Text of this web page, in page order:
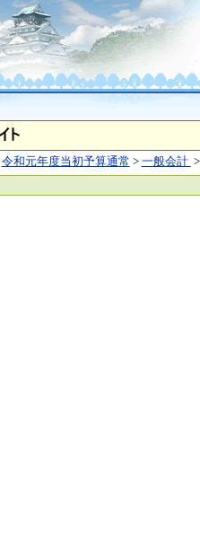
令和元年度当初予算通常 > 一般会計 >
お問合せ
本庁 〒540-8570
大阪市
〒559-8555